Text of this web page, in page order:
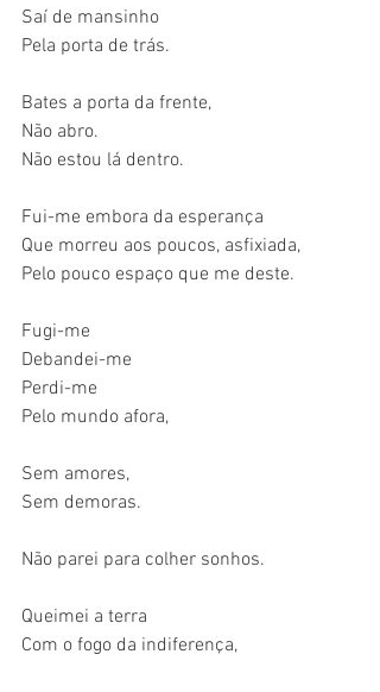
Saí de mansinho
Pela porta de trás.
Bates a porta da frente,
Não abro.
Não estou lá dentro.
Fui-me embora da esperança
Que morreu aos poucos, asfixiada,
Pelo pouco espaço que me deste.
Fugi-me
Debandei-me
Perdi-me
Pelo mundo afora,
Sem amores,
Sem demoras.
Não parei para colher sonhos.
Queimei a terra
Com o fogo da indiferença,